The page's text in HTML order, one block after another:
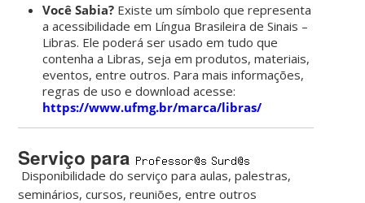
Você Sabia? Existe um símbolo que representa
a acessibilidade em Língua Brasileira de Sinais –
Libras. Ele poderá ser usado em tudo que
contenha a Libras, seja em produtos, materiais,
eventos, entre outros. Para mais informações,
regras de uso e download acesse:
https://www.ufmg.br/marca/libras/
Serviço para
Disponibilidade do serviço para aulas, palestras,
seminários, cursos, reuniões, entre outros